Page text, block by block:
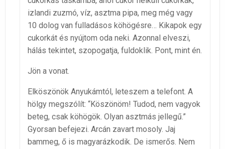
izlandi zuzmó, víz, asztma pipa, meg még vagy
10 dolog van fulladásos köhögésre… Kikapok egy
cukorkát és nyújtom oda neki. Azonnal elveszi,
hálás tekintet, szopogatja, fuldoklik. Pont, mint én.
Jön a vonat.
Elköszönök Anyukámtól, leteszem a telefont. A
hölgy megszólít: “Köszönöm! Tudod, nem vagyok
beteg, csak köhögök. Olyan asztmás jellegű.”
Gyorsan befejezi. Arcán zavart mosoly. Jaj
bammeg, ő is magyarázkodik. De ismerős. Nem